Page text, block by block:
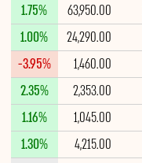
63,950.00
1.75%
24,290.00
1.00%
1,460.00
-3.95%
2,353.00
2.35%
1,045.00
1.16%
4,215.00
1.30%